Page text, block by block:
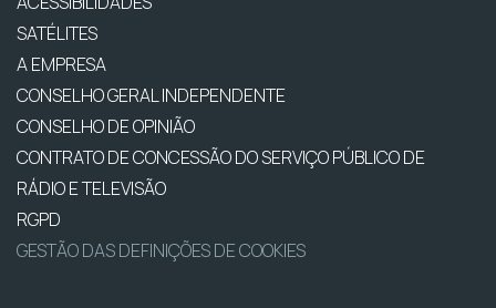
SATÉLITES
A EMPRESA
CONSELHO GERAL INDEPENDENTE
CONSELHO DE OPINIÃO
CONTRATO DE CONCESSÃO DO SERVIÇO PÚBLICO DE
RÁDIO E TELEVISÃO
RGPD
GESTÃO DAS DEFINIÇÕES DE COOKIES